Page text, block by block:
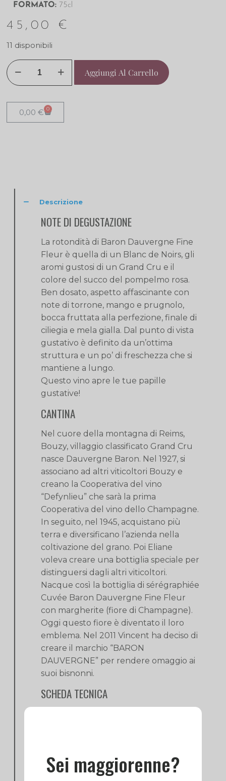
FORMATO: 75cl
45,00 €
11 disponibili
Aggiungi Al Carrello
0,00€ 0
Descrizione
NOTE DI DEGUSTAZIONE
La rotondità di Baron Dauvergne Fine
Fleur è quella di un Blanc de Noirs, gli
aromi gustosi di un Grand Cru e il
colore del succo del pompelmo rosa.
Ben dosato, aspetto affascinante con
note di torrone, mango e prugnolo,
bocca fruttata alla perfezione, finale di
ciliegia e mela gialla. Dal punto di vista
gustativo è definito da un’ottima
struttura e un po’ di freschezza che si
mantiene a lungo.
Questo vino apre le tue papille
gustative!
CANTINA
Nel cuore della montagna di Reims,
Bouzy, villaggio classificato Grand Cru
nasce Dauvergne Baron. Nel 1927, si
associano ad altri viticoltori Bouzy e
creano la Cooperativa del vino
“Defynlieu” che sarà la prima
Cooperativa del vino dello Champagne.
In seguito, nel 1945, acquistano più
terra e diversificano l’azienda nella
coltivazione del grano. Poi Eliane
voleva creare una bottiglia speciale per
distinguersi dagli altri viticoltori.
Nacque così la bottiglia di sérégraphiée
Cuvée Baron Dauvergne Fine Fleur
con margherite (fiore di Champagne).
Oggi questo fiore è diventato il loro
emblema. Nel 2011 Vincent ha deciso di
creare il marchio “BARON
DAUVERGNE” per rendere omaggio ai
suoi bisnonni.
SCHEDA TECNICA
vinificazione viene effettuata con
l’utilizzo della fermentazione
Sei maggiorenne?